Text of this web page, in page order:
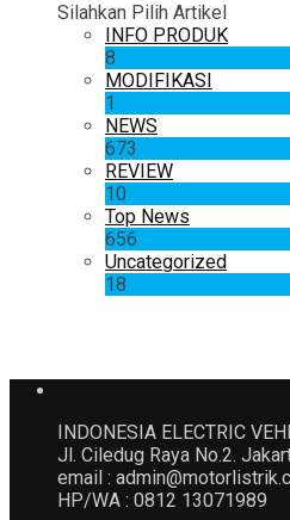
Silahkan Pilih Artikel
INFO PRODUK
8
MODIFIKASI
1
NEWS
673
REVIEW
10
Top News
656
Uncategorized
18
INDONESIA ELECTRIC
Jl. Ciledug Raya No.2.
email :
HP/WA : 0812 13071989